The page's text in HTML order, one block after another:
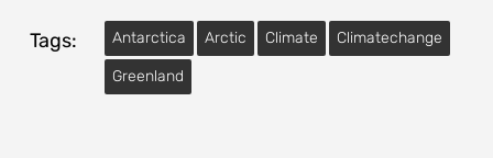
Tags: Antarctica Arctic Climate Climatechange
Greenland